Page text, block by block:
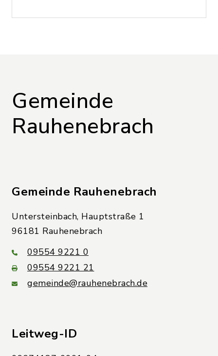
Gemeinde
Rauhenebrach
Gemeinde Rauhenebrach
Untersteinbach, Hauptstraße 1
96181 Rauhenebrach
09554 9221 0
09554 9221 21
gemeinde@rauhenebrach.de
Leitweg-ID